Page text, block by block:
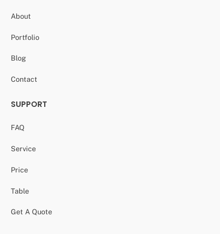
About
Portfolio
Blog
Contact
SUPPORT
FAQ
Service
Price
Table
Get A Quote